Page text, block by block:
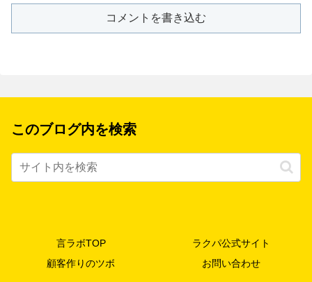
コメントを書き込む
このブログ内を検索
言ラボTOP
ラクパ公式サイト
顧客作りのツボ
お問い合わせ